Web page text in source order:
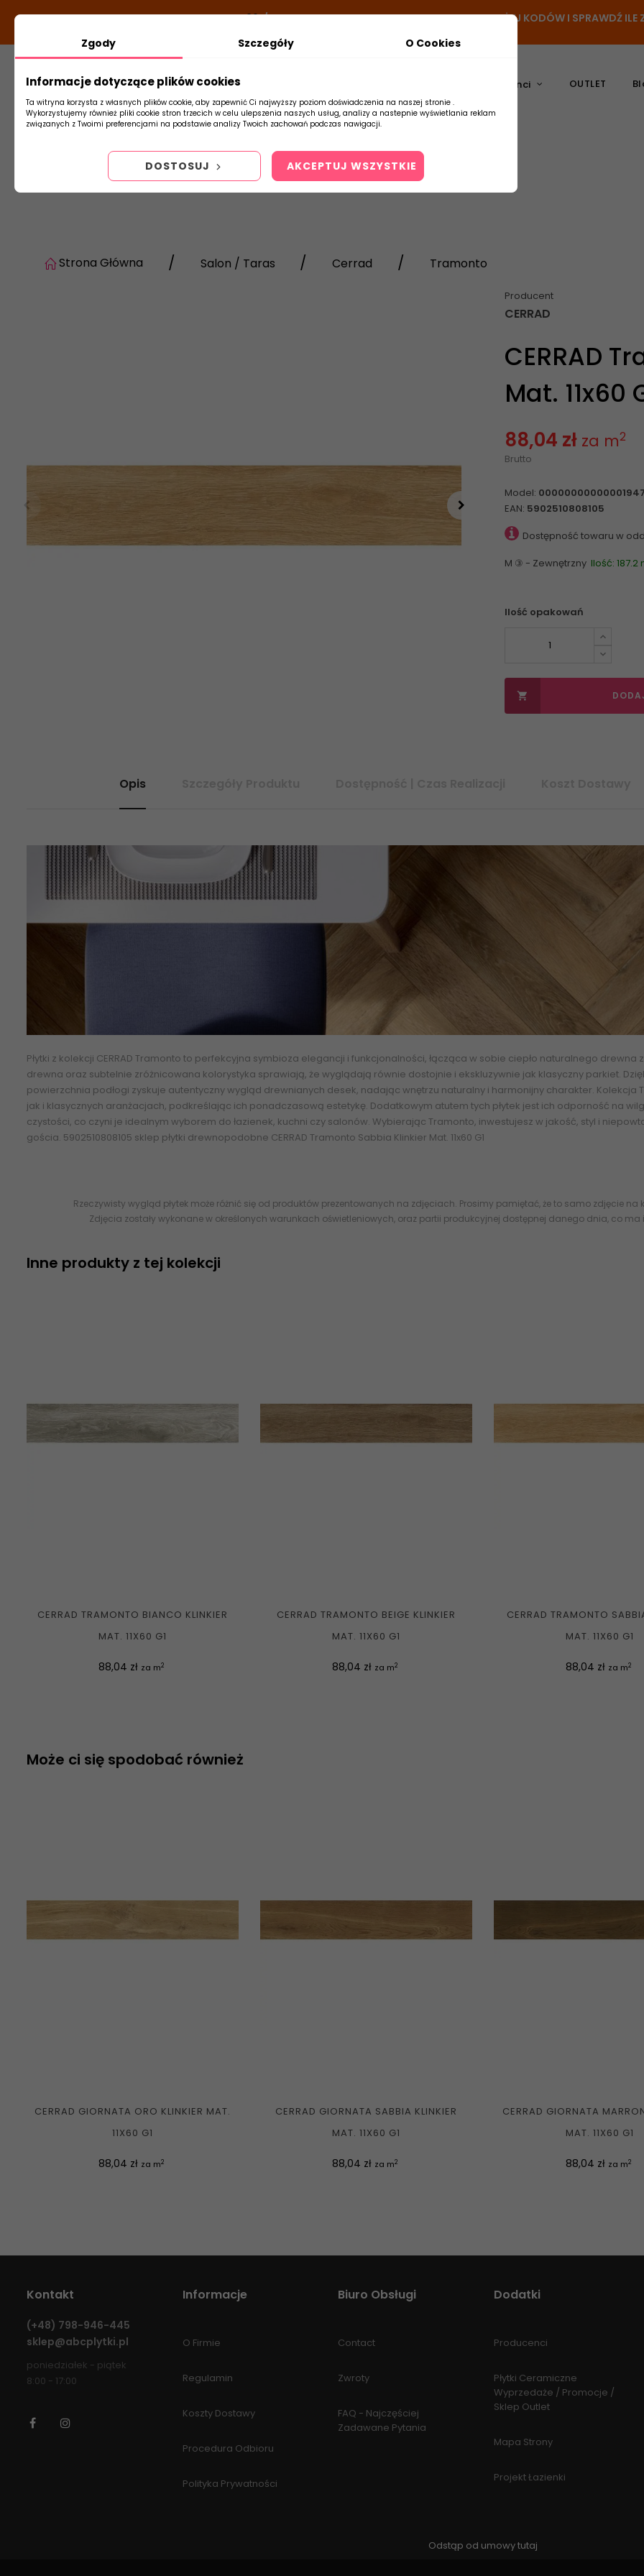
DODATKOWY RABAT Z KODEM:NEWLOOK26/TUBADZIN- DODAJ PRODUKT DO KOSZYKA, UŻYJ KODÓW I SPRAWDŹ
Płytki Producenci OUTLET
Strona Główna Salon / Taras Cerrad Tramonto
Producent
CERRAD
CERRAD
Mat. 11x60
88,04 zł za m2
Brutto
Model:
EAN: 5902510808105
Dostępność towaru w
M ③ - Zewnętrzny Ilość: 187.2
Ilość opakowań

Opis
Płytki z kolekcji CERRAD Tramonto to perfekcyjna symbioza elegancji i funkcjonalności, łącząca w sobie ciepło naturalnego
drewna oraz subtelnie zróżnicowana kolorystyka sprawiają, że wyglądają równie dostojnie i ekskluzywnie jak klasyczny parkiet.
powierzchnia podłogi zyskuje autentycznywygląd drewnianych desek, nadając wnętrzu naturalny i harmonijny charakter.
jak i klasycznych aranżacjach, podkreślając ich ponadczasową estetykę. Dodatkowym atutem tych płytek jest ich odporność na
czystości, co czyni je idealnym wyborem do łazienek, kuchni czy salonów. Wybierając Tramonto, inwestujesz w jakość, styl i
gościa. 5902510808105 sklep płytki drewnopodobne CERRAD Tramonto Sabbia Klinkier Mat. 11x60 G1
Rzeczywisty wygląd płytek może różnić się od produktów prezentowanych na zdjęciach. Prosimy pamiętać, że to samo zdjęcie
Zdjęcia zostały wykonane w określonych warunkach oświetleniowych, oraz partii produkcyjnej dostępnej danego dnia, co
Inne produkty z tej kolekcji
CERRAD TRAMONTO BIANCO KLINKIER
MAT. 11X60 G1
Cena
88,04 zł za m2
CERRAD TRAMONTO BEIGE KLINKIER
MAT. 11X60 G1
Cena
88,04 zł za m2
CERRAD TRAMONTO
MAT. 11X60 G1
Cena
88,04 zł za m2
Może ci się spodobać również
CERRAD GIORNATA ORO KLINKIER MAT.
11X60 G1
Cena
88,04 zł za m2
CERRAD GIORNATA SABBIA KLINKIER
MAT. 11X60 G1
Cena
88,04 zł za m2
CERRAD GIORNATA
MAT. 11X60 G1
Cena
88,04 zł za m2
Kontakt
(+48) 798-946-445
sklep@abcplytki.pl
poniedziałek - piątek
8:00 - 17:00
Facebook
Informacje
O Firmie
Regulamin
Koszty Dostawy
Procedura Odbioru
Polityka Prywatności
Biuro Obsługi
Contact
Zwroty
FAQ - Najczęściej
Zadawane Pytania
Dodatki
Producenci
Płytki Ceramiczne
Wyprzedaże / Promocje /
Sklep Outlet
Mapa Strony
Projekt Łazienki
Zgody Szczegóły O Cookies
Informacje dotyczące plików cookies
Ta witryna korzysta z własnych plików cookie, aby zapewnić Ci najwyższy poziom doświadczenia na naszej stronie .
Wykorzystujemy również pliki cookie stron trzecich w celu ulepszenia naszych usług, analizy a nastepnie wyświetlania reklam
związanych z Twoimi preferencjami na podstawie analizy Twoich zachowań podczas nawigacji.
DOSTOSUJ AKCEPTUJ WSZYSTKIE
Odstąp od umowy tutaj